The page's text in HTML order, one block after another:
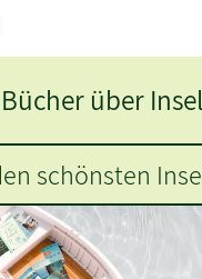
Karin Slaughter
Mehr erfahren